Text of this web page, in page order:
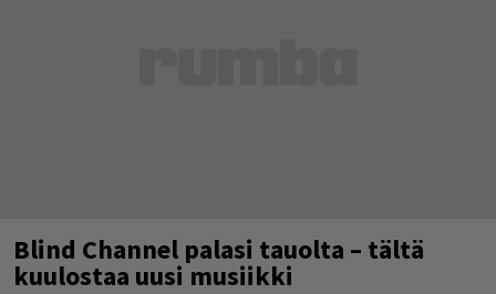
Blind Channel palasi tauolta – tältä
kuulostaa uusi musiikki